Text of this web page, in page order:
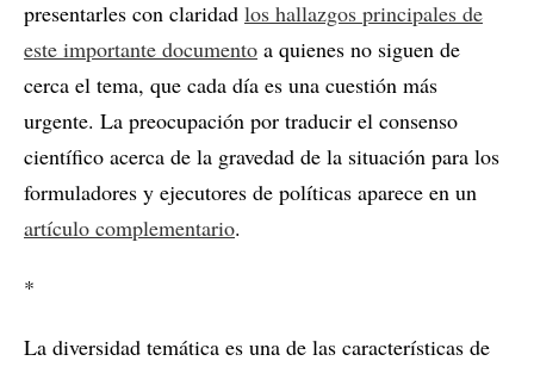
presentarles con claridad los hallazgos principales de
este importante documento a quienes no siguen de
cerca el tema, que cada día es una cuestión más
urgente. La preocupación por traducir el consenso
científico acerca de la gravedad de la situación para los
formuladores y ejecutores de políticas aparece en un
artículo complementario.
*
La diversidad temática es una de las características de